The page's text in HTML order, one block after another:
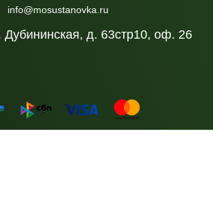
Дубининская, д. 63стр10, оф. 26
info@mosustanovka.ru